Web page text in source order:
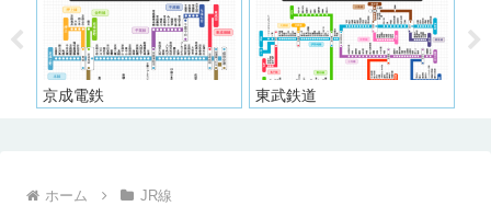
京成電鉄 東武鉄道
ホーム JR線